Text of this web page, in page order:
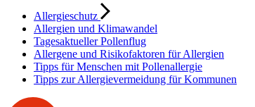
Allergieschutz
Allergien und Klimawandel
Tagesaktueller Pollenflug
Allergene und Risikofaktoren für Allergien
Tipps für Menschen mit Pollenallergie
Tipps zur Allergievermeidung für Kommunen